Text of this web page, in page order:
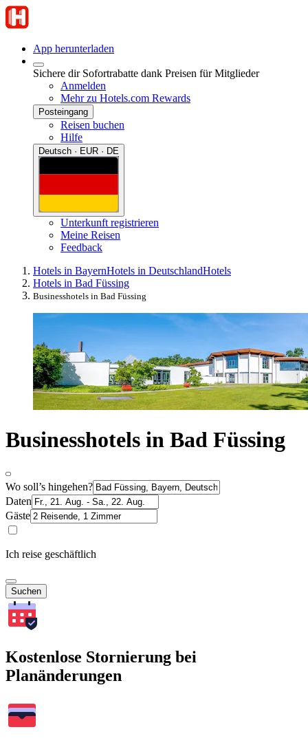
App herunterladen
Sichere dir Sofortrabatte dank Preisen für Mitglieder
Anmelden
Mehr zu Hotels.com Rewards
Posteingang
Reisen buchen
Hilfe
Deutsch · EUR · DE
Unterkunft registrieren
Meine Reisen
Feedback
Hotels in BayernHotels in DeutschlandHotels
Hotels in Bad Füssing
Businesshotels in Bad Füssing
Businesshotels in Bad Füssing
Wo soll’s hingehen?
Daten
Gäste
Ich reise geschäftlich
Suchen
Kostenlose Stornierung bei
Planänderungen